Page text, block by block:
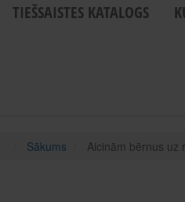
TIEŠSAISTES KATALOGS
Sākums Aicinām bērnus uz